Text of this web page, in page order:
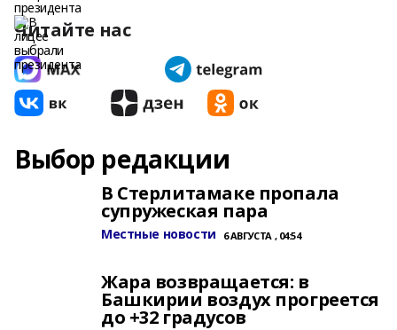
Читайте нас
Выбор редакции
В Стерлитамаке пропала
супружеская пара
Местные новости 6 АВГУСТА , 04:54
Жара возвращается: в
Башкирии воздух прогреется
до +32 градусов